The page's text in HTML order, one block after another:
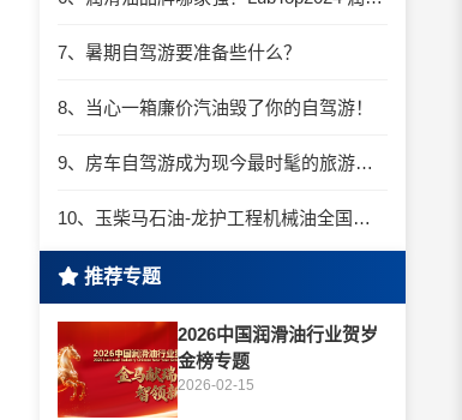
7、暑期自驾游要准备些什么？
8、当心一箱廉价汽油毁了你的自驾游！
9、房车自驾游成为现今最时髦的旅游方式
10、玉柴马石油-龙护工程机械油全国招商丨卓越的品质，专业的品牌！
推荐专题
2026中国润滑油行业贺岁
金榜专题
2026-02-15